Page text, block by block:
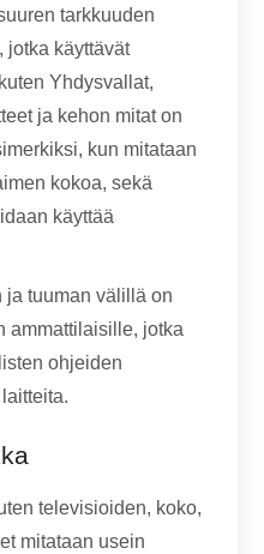
tarkkuuden
jotka käyttävät
Yhdysvallat,
ja kehon mitat on
kun mitataan
kokoa, sekä
käyttää
ja tuuman välillä on
ammattilaisille, jotka
ohjeiden
televisioiden, koko,
mitataan usein